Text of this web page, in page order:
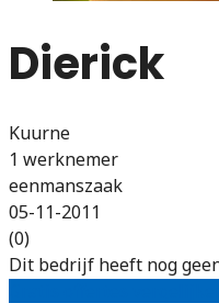
Dierick
Kuurne
1 werknemer
eenmanszaak
05-11-2011
(0)
Dit bedrijf heeft nog